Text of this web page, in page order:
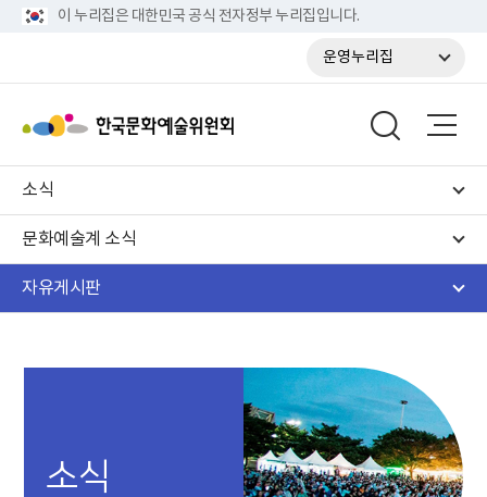
이 누리집은 대한민국 공식 전자정부 누리집입니다.
운영누리집
소식
문화예술계 소식
자유게시판
소식